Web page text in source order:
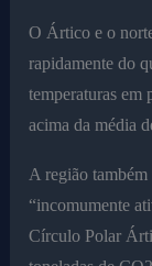
O Ártico e o
rapidamente do
temperaturas em
acima da média
A região
“incomumente
Círculo Polar